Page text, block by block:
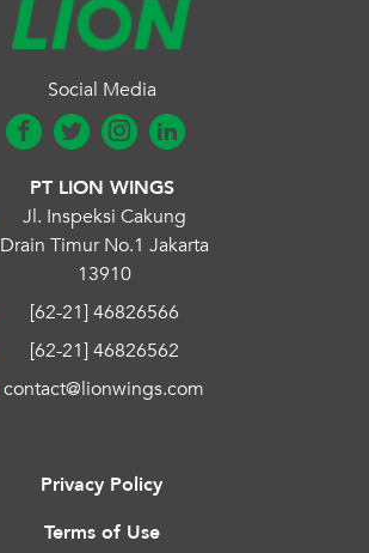
Social Media
PT LION WINGS
Jl. Inspeksi Cakung
Drain Timur No.1 Jakarta
13910
[62-21] 46826566
[62-21] 46826562
contact@lionwings.com
Privacy Policy
Terms of Use